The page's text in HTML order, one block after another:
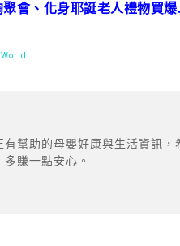
會、化身耶誕老人禮物買爆
幫助的母嬰好康與生活資訊，
賺一點安心。